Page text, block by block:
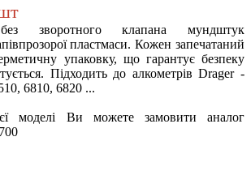
без зворотного клапана мундштук
пластмаси. Кожен запечатаний
упаковку, що гарантує безпеку
Підходить до алкометрів Drager -
6810, 6820 ...
моделі Ви можете замовити аналог